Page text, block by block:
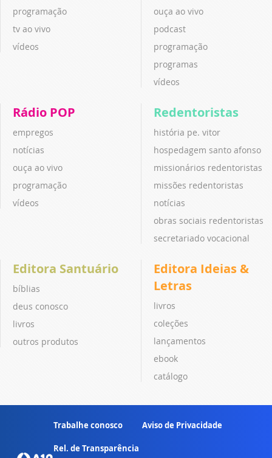
programação
tv ao vivo
vídeos
ouça ao vivo
podcast
programação
programas
vídeos
Rádio POP
empregos
notícias
ouça ao vivo
programação
vídeos
Redentoristas
história pe. vitor
hospedagem santo afonso
missionários redentoristas
missões redentoristas
notícias
obras sociais redentoristas
secretariado vocacional
Editora Santuário
bíblias
deus conosco
livros
outros produtos
Editora Ideias &
Letras
livros
coleções
lançamentos
ebook
catálogo
Trabalhe conosco Aviso de Privacidade
Rel. de Transparência